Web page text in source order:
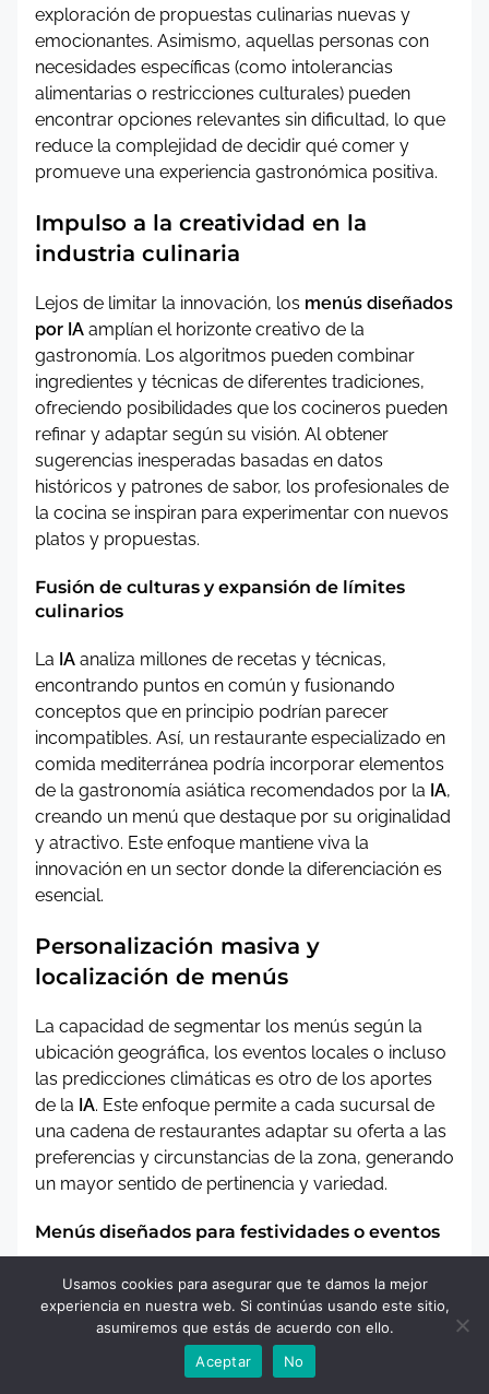
exploración de propuestas culinarias nuevas y
emocionantes. Asimismo, aquellas personas con
necesidades específicas (como intolerancias
alimentarias o restricciones culturales) pueden
encontrar opciones relevantes sin dificultad, lo que
reduce la complejidad de decidir qué comer y
promueve una experiencia gastronómica positiva.
Impulso a la creatividad en la
industria culinaria
Lejos de limitar la innovación, los menús diseñados
por IA amplían el horizonte creativo de la
gastronomía. Los algoritmos pueden combinar
ingredientes y técnicas de diferentes tradiciones,
ofreciendo posibilidades que los cocineros pueden
refinar y adaptar según su visión. Al obtener
sugerencias inesperadas basadas en datos
históricos y patrones de sabor, los profesionales de
la cocina se inspiran para experimentar con nuevos
platos y propuestas.
Fusión de culturas y expansión de límites
culinarios
La IA analiza millones de recetas y técnicas,
encontrando puntos en común y fusionando
conceptos que en principio podrían parecer
incompatibles. Así, un restaurante especializado en
comida mediterránea podría incorporar elementos
de la gastronomía asiática recomendados por la IA,
creando un menú que destaque por su originalidad
y atractivo. Este enfoque mantiene viva la
innovación en un sector donde la diferenciación es
esencial.
Personalización masiva y
localización de menús
La capacidad de segmentar los menús según la
ubicación geográfica, los eventos locales o incluso
las predicciones climáticas es otro de los aportes
de la IA. Este enfoque permite a cada sucursal de
una cadena de restaurantes adaptar su oferta a las
preferencias y circunstancias de la zona, generando
un mayor sentido de pertinencia y variedad.
Menús diseñados para festividades o eventos
Los restaurantes pueden preparar menús
especiales para fechas señaladas, como el Día de
San Valentín o una festividad regional, analizando
los platos más populares de años anteriores y
Usamos cookies para asegurar que te damos la mejor
experiencia en nuestra web. Si continúas usando este sitio,
asumiremos que estás de acuerdo con ello.
Aceptar
No